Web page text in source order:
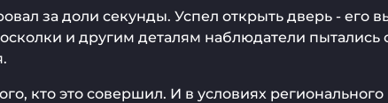
за доли секунды. Успел открыть дверь -
и другим деталям наблюдатели пытались
кто это совершил. И в условиях